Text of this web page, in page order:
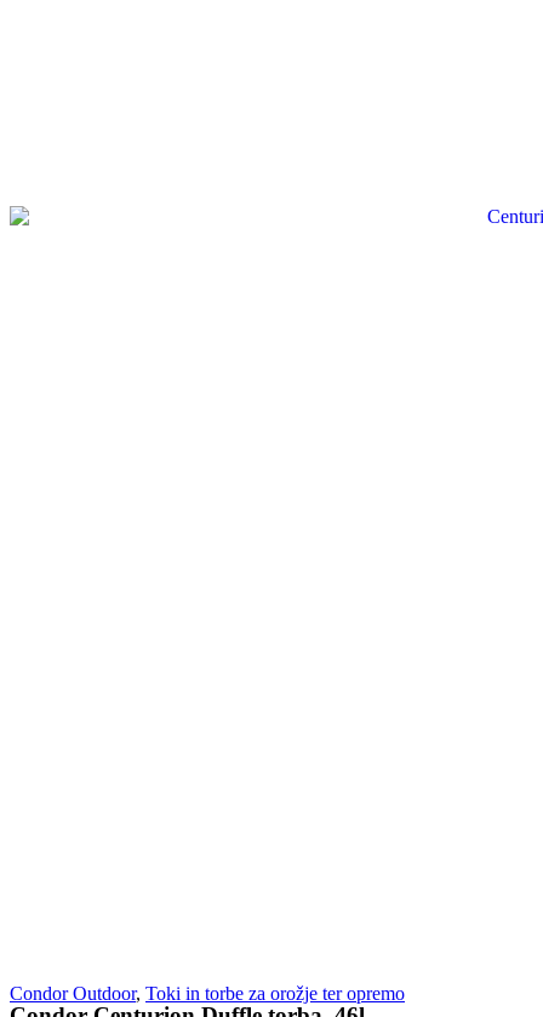
Condor Outdoor, Toki in torbe za orožje ter opremo